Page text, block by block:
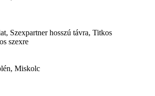
Szexpartner hosszú távra, Titkos
szexre
Miskolc